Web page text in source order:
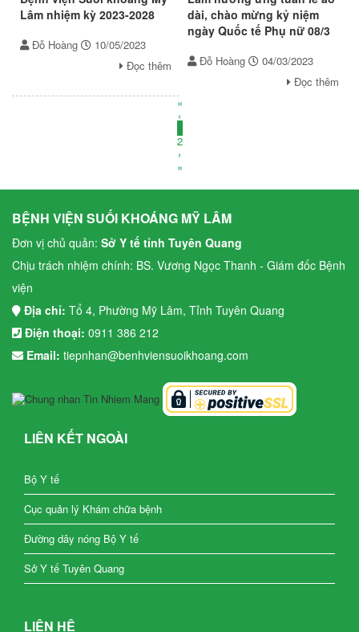
Lâm nhiệm kỳ 2023-2028
Đỗ Hoàng
10/05/2023
Đọc thêm
dài, chào mừng kỷ niệm
ngày Quốc tế Phụ nữ 08/3
Đỗ Hoàng
04/03/2023
Đọc thêm
«
‹
2
›
»
BỆNH VIỆN SUỐI KHOÁNG MỸ LÂM
Đơn vị chủ quản: Sở Y tế tỉnh Tuyên Quang
Chịu trách nhiệm chính: BS. Vương Ngọc Thanh - Giám đốc Bệnh
viện
Địa chỉ: Tổ 4, Phường Mỹ Lâm, Tỉnh Tuyên Quang
Điện thoại: 0911 386 212
Email: tiepnhan@benhviensuoikhoang.com
LIÊN KẾT NGOÀI
Bộ Y tế
Cục quản lý Khám chữa bệnh
Đường dây nóng Bộ Y tế
Sở Y tế Tuyên Quang
LIÊN HỆ